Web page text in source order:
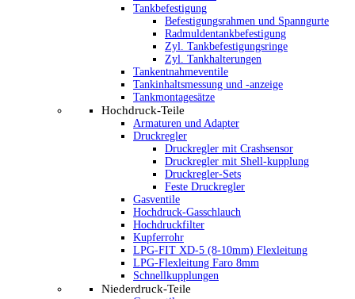
Tankbefestigung
Befestigungsrahmen und Spanngurte
Radmuldentankbefestigung
Zyl. Tankbefestigungsringe
Zyl. Tankhalterungen
Tankentnahmeventile
Tankinhaltsmessung und -anzeige
Tankmontagesätze
Hochdruck-Teile
Armaturen und Adapter
Druckregler
Druckregler mit Crashsensor
Druckregler mit Shell-kupplung
Druckregler-Sets
Feste Druckregler
Gasventile
Hochdruck-Gasschlauch
Hochdruckfilter
Kupferrohr
LPG-FIT XD-5 (8-10mm) Flexleitung
LPG-Flexleitung Faro 8mm
Schnellkupplungen
Niederdruck-Teile